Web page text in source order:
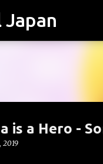
is a Hero -
2019